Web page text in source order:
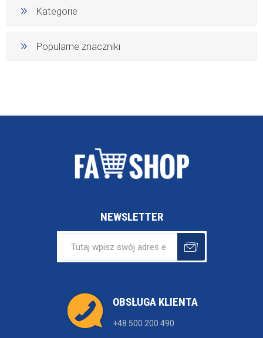
Kategorie
Popularne znaczniki
NEWSLETTER
OBSŁUGA KLIENTA
+48 500 200 490